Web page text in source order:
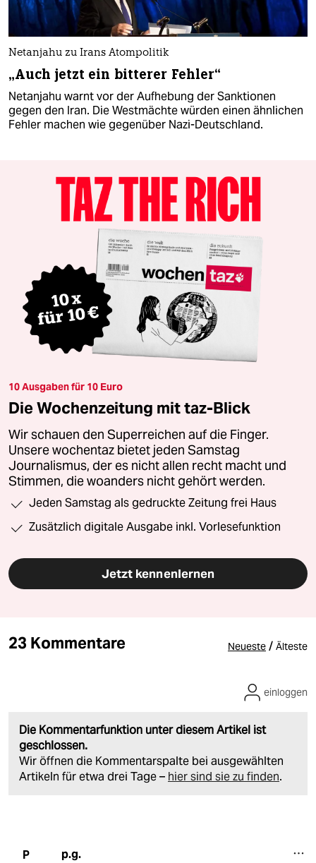
Netanjahu zu Irans Atompolitik
„Auch jetzt ein bitterer Fehler“
Netanjahu warnt vor der Aufhebung der Sanktionen
gegen den Iran. Die Westmächte würden einen ähnlichen
Fehler machen wie gegenüber Nazi-Deutschland.
10 Ausgaben für 10 Euro
Die Wochenzeitung mit taz-Blick
Wir schauen den Superreichen auf die Finger.
Unsere wochentaz bietet jeden Samstag
Journalismus, der es nicht allen recht macht und
Stimmen, die woanders nicht gehört werden.
Jeden Samstag als gedruckte Zeitung frei Haus
Zusätzlich digitale Ausgabe inkl. Vorlesefunktion
Jetzt kennenlernen
23 Kommentare Neueste / Älteste
Die Kommentarfunktion unter diesem Artikel ist
geschlossen.
Wir öffnen die Kommentarspalte bei ausgewählten
Artikeln für etwa drei Tage – hier sind sie zu finden.
einloggen
P p.g.